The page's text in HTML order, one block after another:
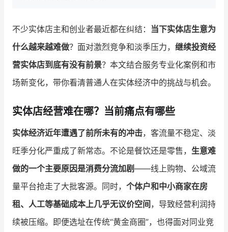
行业洞察
品牌消费观 行业报告
增长俱乐部
增长俱乐部 有赞商盟
合作共进
不少实体店主和创业者最近都在纠结： 当下实体店生意为
什么越来越难做？面对激烈竞争和淡季压力， 继续投资经
营实体店到底有没有前景？本文结合服务专业化案例和市
场新变化，带你看清普通人在实体经济中的挑战与机会。
实体店经营难在哪？当前痛点有哪些
实体经济近年遭遇了前所未有的冲击，客流量不稳定、淡
旺季分化严重成了新常态。不论是餐饮还是零售， 生意难
做的一个主要原因是消费分流加剧——线上购物、公域流
量平台抢走了大批客源。同时， 个体户和中小商家在房
租、人工等基础成本上几乎无议价空间 ，导致经营利润持
续被压缩。即便选址在传统“黄金商圈”，也得面对同业竞